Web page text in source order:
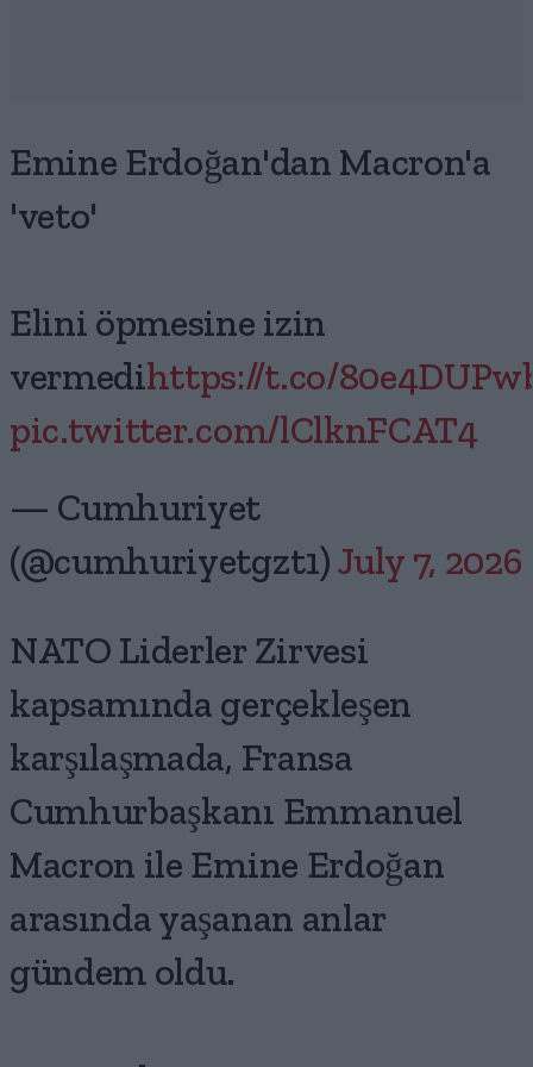
Emine Erdoğan'dan Macron'a
'veto'
Elini öpmesine izin
vermedihttps://t.co/
pic.twitter.com/lClknFCAT4
— Cumhuriyet
(@cumhuriyetgzt1) July 7, 2026
NATO Liderler Zirvesi
kapsamında gerçekleşen
karşılaşmada, Fransa
Cumhurbaşkanı Emmanuel
Macron ile Emine Erdoğan
arasında yaşanan anlar
gündem oldu.